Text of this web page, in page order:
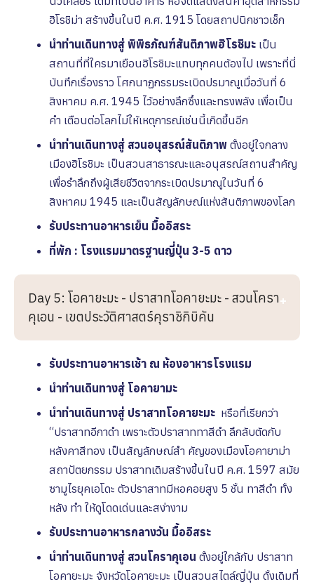
ฮิโรชิม่า สร้างขึ้นในปี ค.ศ. 1915 โดยสถาปนิกชาวเช็ก
นำท่านเดินทางสู่ พิพิธภัณฑ์สันติภาพฮิโรชิมะ เป็น
สถานที่ที่ใครมาเยือนฮิโรชิมะแทบทุกคนต้องไป เพราะที่นี่
บันทึกเรื่องราว โศกนาฏกรรมระเบิดปรมาณูเมื่อวันที่ 6
สิงหาคม ค.ศ. 1945 ไว้อย่างลึกซึ้งและทรงพลัง เพื่อเป็น
คำ เตือนต่อโลกไม่ให้เหตุการณ์เช่นนี้เกิดขึ้นอีก
นำท่านเดินทางสู่ สวนอนุสรณ์สันติภาพ ตั้งอยู่ใจกลาง
เมืองฮิโรชิมะ เป็นสวนสาธารณะและอนุสรณ์สถานสำคัญ
เพื่อรำลึกถึงผู้เสียชีวิตจากระเบิดปรมาณูในวันที่ 6
สิงหาคม 1945 และเป็นสัญลักษณ์แห่งสันติภาพของโลก
รับประทานอาหารเย็น มื้ออิสระ
ที่พัก : โรงแรมมาตรฐานญี่ปุ่น 3-5 ดาว
Day 5: โอคายะมะ - ปราสาทโอคายะมะ - สวนโครา
คุเอน - เขตประวัติศาสตร์คุราชิกิบิคัน
รับประทานอาหารเช้า ณ ห้องอาหารโรงเเรม
นำท่านเดินทางสู่ โอคายามะ
นำท่านเดินทางสู่ ปราสาทโอคายะมะ หรือที่เรียกว่า
“ปราสาทอีกาดำ เพราะตัวปราสาททาสีดำ ลึกลับตัดกับ
หลังคาสีทอง เป็นสัญลักษณ์สำ คัญของเมืองโอคายาม่า
สถาปัตยกรรม ปราสาทเดิมสร้างขึ้นในปี ค.ศ. 1597 สมัย
ซามูไรยุคเอโดะ ตัวปราสาทมีหอคอยสูง 5 ชั้น ทาสีดำ ทั้ง
หลัง ทำ ให้ดูโดดเด่นและสง่างาม
รับประทานอาหารกลางวัน มื้ออิสระ
นำท่านเดินทางสู่ สวนโคราคุเอน ตั้งอยู่ใกล้กับ ปราสาท
โอคายะมะ จังหวัดโอคายะมะ เป็นสวนสไตล์ญี่ปุ่น ดั้งเดิมที่